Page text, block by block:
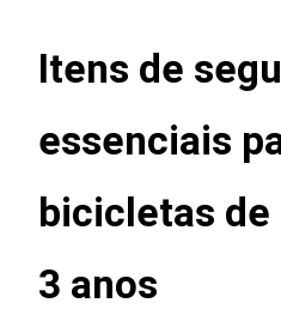
Itens de
essenciais
bicicletas de
3 anos